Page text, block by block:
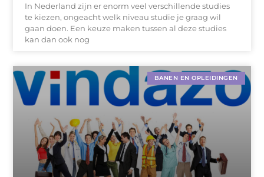
In Nederland zijn er enorm veel verschillende studies
te kiezen, ongeacht welk niveau studie je graag wil
gaan doen. Een keuze maken tussen al deze studies
kan dan ook nog
BANEN EN OPLEIDINGEN